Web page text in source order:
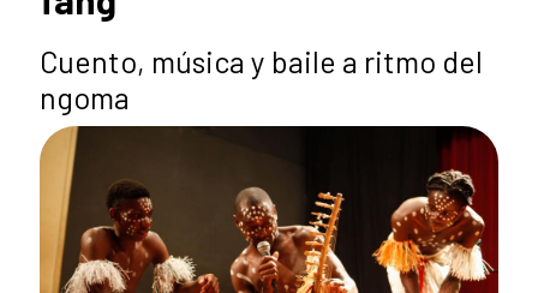
Cuento, música y baile a ritmo del
ngoma